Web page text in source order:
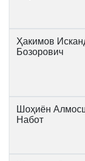
Ҳакимов
Бозорович
Шоҳиён
Набот